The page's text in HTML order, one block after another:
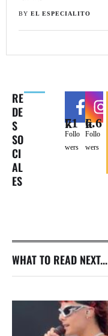
BY EL ESPECIALITO
RE
DE
S
SO
CI
AL
ES
71k
Follo
wers
6.6k
Follo
wers
WHAT TO READ NEXT...